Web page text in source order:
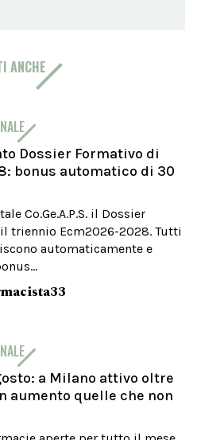
ANCHE
Dossier Formativo di
bonus automatico di 30
Co.Ge.A.P.S. il Dossier
triennio Ecm2026-2028. Tutti
automaticamente e
a Milano attivo oltre
aumento quelle che non